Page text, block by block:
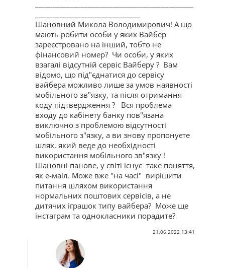
Шановний Микола Володимирович! А що
мають робити особи у яких Вайбер
зареєстровано на інший, тобто не
фінансовий номер? Чи особи, у яких
взагалі відсутній сервіс Вайберу ? Вам
відомо, що під"єднатися до сервісу
вайбера можливо лише за умов наявності
мобільного зв"язку, та після отримання
коду підтвердження ? Вся проблема
входу до кабінету банку пов"язана
виключно з проблемою відсутності
мобільного з"язку, а ви знову пропонуєте
шлях, який веде до необхідності
використання мобільного зв"язку !
Шановні панове, у світі існує таке поняття,
як е-маіл. Може вже "на часі" вирішити
питання шляхом використання
нормальних поштових сервісів, а не
дитячих іграшок типу вайбера? Може ще
інстаграм та однокласники порадите?
21.06.2022 13:41